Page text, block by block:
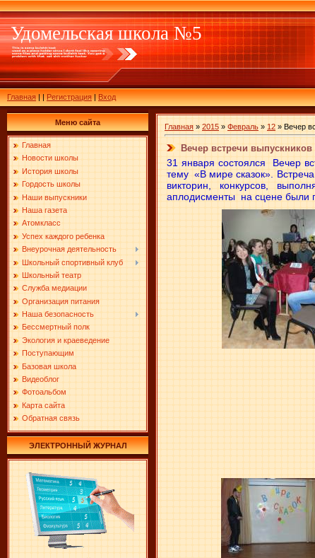
Удомельская школа №5
Главная||Регистрация|Вход
Меню сайта
Главная
Новости школы
История школы
Гордость школы
Наши выпускники
Наша газета
Атомкласс
Успех каждого ребенка
Внеурочная деятельность
Школьный спортивный клуб
Школьный театр
Служба медиации
Организация питания
Наша безопасность
Бессмертный полк
Экология и краеведение
Поступающим
Базовая школа
Видеоблог
Фотоальбом
Карта сайта
Обратная связь
ЭЛЕКТРОННЫЙ ЖУРНАЛ
Главная » 2015 » Февраль » 12 » Вечер
Вечер встречи выпускников
31 января состоялся Вечер
тему «В мире сказок».
викторин, конкурсов,
аплодисменты на сцене были